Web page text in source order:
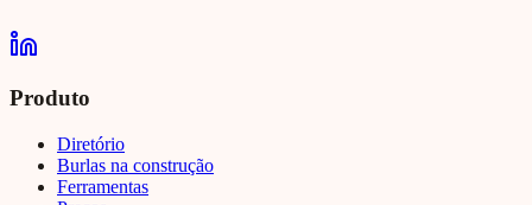
Produto
Diretório
Burlas na construção
Ferramentas